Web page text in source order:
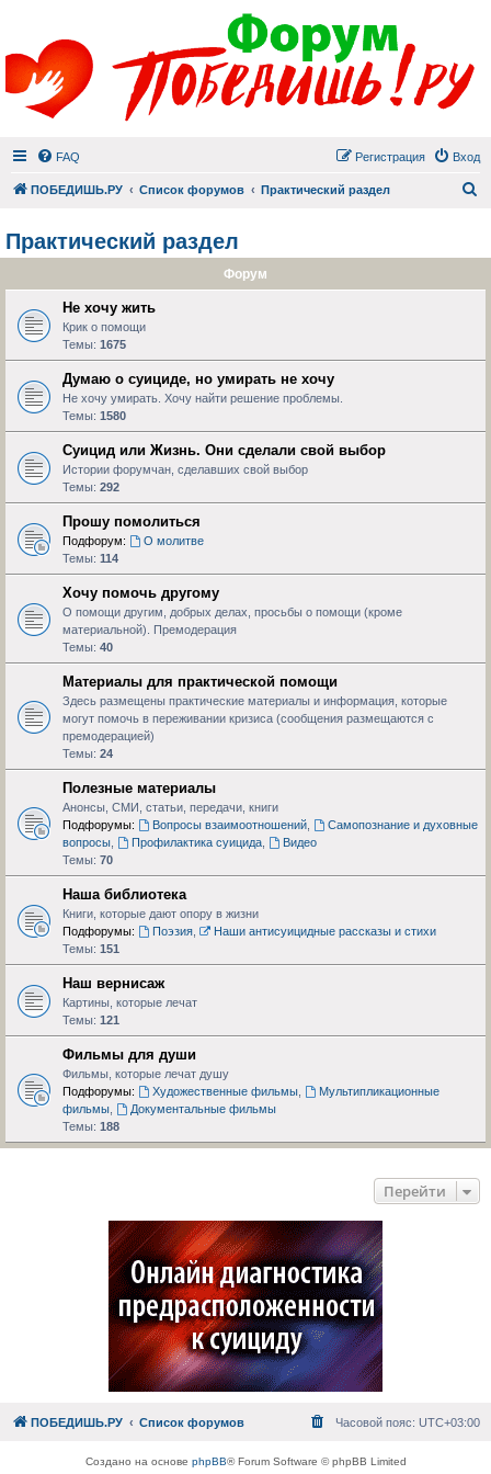
FAQ Вход
Регистрация
ПОБЕДИШЬ.РУ Список форумов Практический раздел
Практический раздел
Форум
Не хочу жить
Крик о помощи
Темы: 1675
Думаю о суициде, но умирать не хочу
Не хочу умирать. Хочу найти решение проблемы.
Темы: 1580
Суицид или Жизнь. Они сделали свой выбор
Истории форумчан, сделавших свой выбор
Темы: 292
Прошу помолиться
Подфорум:
О молитве
Темы: 114
Хочу помочь другому
О помощи другим, добрых делах, просьбы о помощи (кроме
материальной). Премодерация
Темы: 40
Материалы для практической помощи
Здесь размещены практические материалы и информация, которые
могут помочь в переживании кризиса (сообщения размещаются с
премодерацией)
Темы: 24
Полезные материалы
Анонсы, СМИ, статьи, передачи, книги
Подфорумы:
Вопросы взаимоотношений,
Самопознание и духовные
вопросы
Профилактика суицида,
Видео
Темы: 70
Наша библиотека
Книги, которые дают опору в жизни
Подфорумы:
Поэзия,
Наши антисуицидные рассказы и стихи
Темы: 151
Наш вернисаж
Картины, которые лечат
Темы: 121
Фильмы для души
Фильмы, которые лечат душу
Подфорумы:
Художественные фильмы,
Мультипликационные
фильмы
Документальные фильмы
Темы: 188
Перейти
ПОБЕДИШЬ.РУ Список форумов Часовой пояс: UTC+03:00
Создано на основе phpBB® Forum Software © phpBB Limited